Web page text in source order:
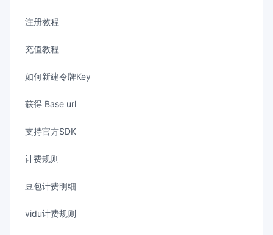
注册教程
充值教程
如何新建令牌Key
获得 Base url
支持官方SDK
计费规则
豆包计费明细
vidu计费规则